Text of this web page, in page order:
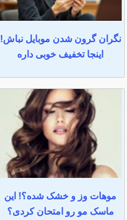
نگران گرون شدن موبایل نباش!
اینجا تخفیف خوبی داره
موهات وز و خشک شده؟! این
ماسک مو رو امتحان کردی؟